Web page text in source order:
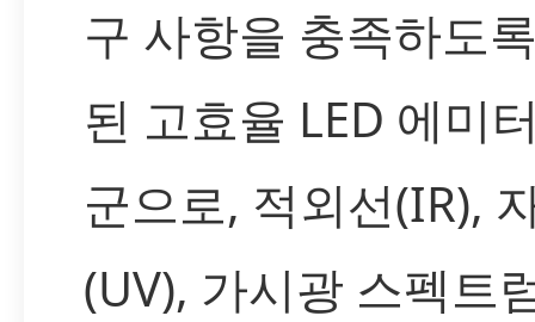
구 사항을 충족하도
된 고효율 LED 에미
군으로, 적외선(IR),
(UV), 가시광 스펙트